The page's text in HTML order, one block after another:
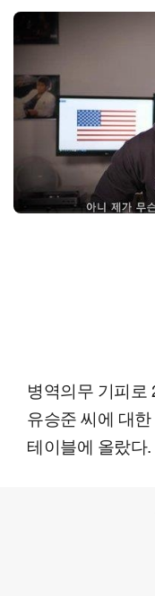
병역의무 기피로
유승준 씨에 대
테이블에 올랐다.